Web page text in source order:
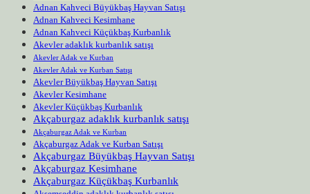
Adnan Kahveci Büyükbaş Hayvan Satışı
Adnan Kahveci Kesimhane
Adnan Kahveci Küçükbaş Kurbanlık
Akevler adaklık kurbanlık satışı
Akevler Adak ve Kurban
Akevler Adak ve Kurban Satışı
Akevler Büyükbaş Hayvan Satışı
Akevler Kesimhane
Akevler Küçükbaş Kurbanlık
Akçaburgaz adaklık kurbanlık satışı
Akçaburgaz Adak ve Kurban
Akçaburgaz Adak ve Kurban Satışı
Akçaburgaz Büyükbaş Hayvan Satışı
Akçaburgaz Kesimhane
Akçaburgaz Küçükbaş Kurbanlık